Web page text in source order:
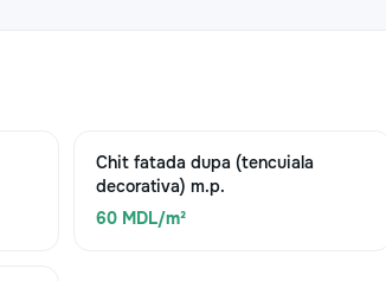
Chit fatada dupa (tencuiala
decorativa) m.p.
60 MDL/m²